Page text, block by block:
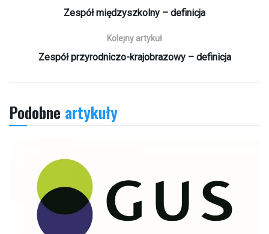
Zespół międzyszkolny – definicja
Kolejny artykuł
Zespół przyrodniczo-krajobrazowy – definicja
Podobne artykuły